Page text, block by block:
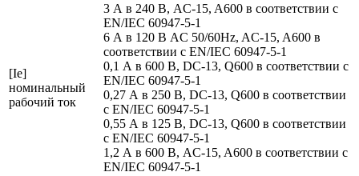
[Ie]
номинальный
рабочий ток
3 А в 240 В, AC-15, A600 в соответствии с
EN/IEC 60947-5-1
6 А в 120 В AC 50/60Hz, AC-15, A600 в
соответствии с EN/IEC 60947-5-1
0,1 А в 600 В, DC-13, Q600 в соответствии с
EN/IEC 60947-5-1
0,27 А в 250 В, DC-13, Q600 в соответствии
с EN/IEC 60947-5-1
0,55 А в 125 В, DC-13, Q600 в соответствии
с EN/IEC 60947-5-1
1,2 А в 600 В, AC-15, A600 в соответствии с
EN/IEC 60947-5-1